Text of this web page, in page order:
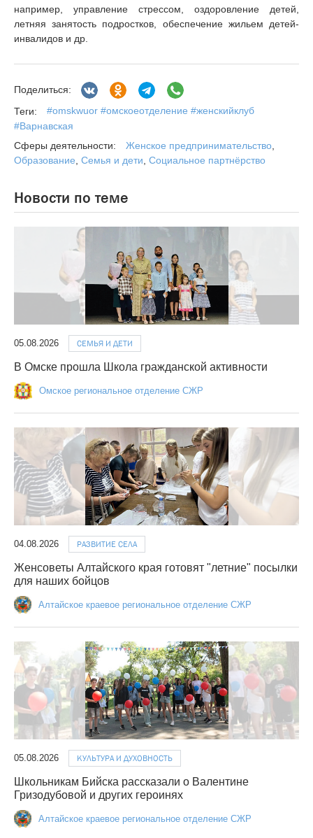
например, управление стрессом, оздоровление детей,
летняя занятость подростков, обеспечение жильем детей-
инвалидов и др.
Поделиться:
Теги:
#omskwuor #омскоеотделение #женскийклуб
#Варнавская
Сферы деятельности:
Женское предпринимательство
Образование, Семья и дети, Социальное партнёрство
Новости по теме
05.08.2026 СЕМЬЯ И ДЕТИ
В Омске прошла Школа гражданской активности
Омское региональное отделение СЖР
04.08.2026 РАЗВИТИЕ СЕЛА
Женсоветы Алтайского края готовят "летние" посылки
для наших бойцов
Алтайское краевое региональное отделение СЖР
05.08.2026 КУЛЬТУРА И ДУХОВНОСТЬ
Школьникам Бийска рассказали о Валентине
Гризодубовой и других героинях
Алтайское краевое региональное отделение СЖР